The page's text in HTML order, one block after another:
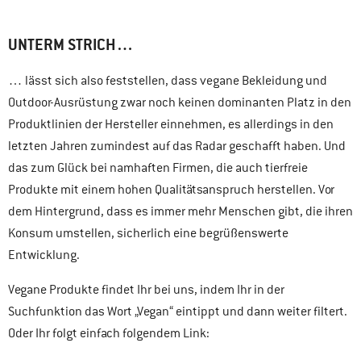
UNTERM STRICH…
… lässt sich also feststellen, dass vegane Bekleidung und
Outdoor-Ausrüstung zwar noch keinen dominanten Platz in den
Produktlinien der Hersteller einnehmen, es allerdings in den
letzten Jahren zumindest auf das Radar geschafft haben. Und
das zum Glück bei namhaften Firmen, die auch tierfreie
Produkte mit einem hohen Qualitätsanspruch herstellen. Vor
dem Hintergrund, dass es immer mehr Menschen gibt, die ihren
Konsum umstellen, sicherlich eine begrüßenswerte
Entwicklung.
Vegane Produkte findet Ihr bei uns, indem Ihr in der
Suchfunktion das Wort „Vegan“ eintippt und dann weiter filtert.
Oder Ihr folgt einfach folgendem Link: